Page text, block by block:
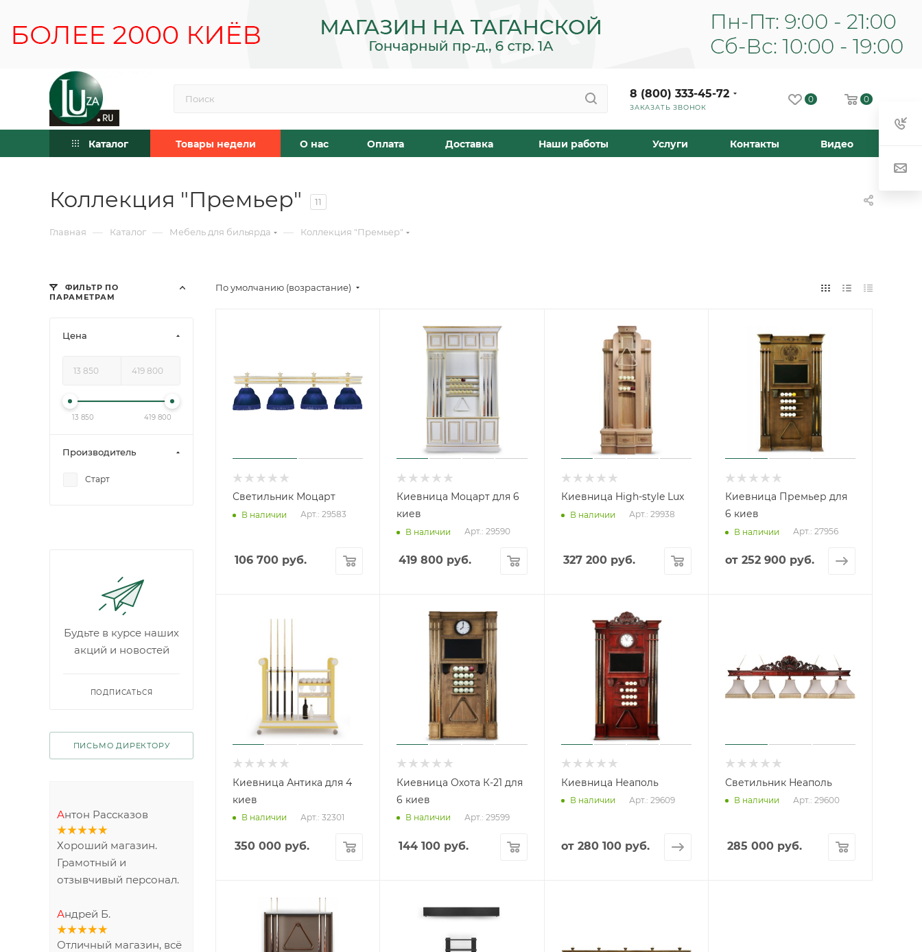
8 (800) 333-45-72
ЗАКАЗАТЬ ЗВОНОК
0 0
Каталог Товары недели О нас Оплата Доставка Наши работы Услуги Контакты Видео
Коллекция "Премьер" 11
Главная — Каталог — Мебель для бильярда — Коллекция "Премьер"
По умолчанию (возрастание)
Светильник Моцарт
В наличии Арт.: 29583
106 700 руб.
Киевница Моцарт для 6
киев
В наличии Арт.: 29590
419 800 руб.
Киевница High-style Lux
В наличии Арт.: 29938
327 200руб.
Киевница Премьер для
6 киев
В наличии Арт.: 27956
от 252 900 руб.
Киевница Антика для 4
киев
В наличии Арт.: 32301
350 000 руб.
Киевница Охота К-21 для
6 киев
В наличии Арт.: 29599
144 100 руб.
Киевница Неаполь
В наличии Арт.: 29609
от 280 100 руб.
Светильник Неаполь
В наличии Арт.: 29600
285 000руб.
ФИЛЬТР ПО
ПАРАМЕТРАМ
Цена
13 850 419 800
Производитель
Старт
Будьте в курсе наших
акций и новостей
ПОДПИСАТЬСЯ
ПИСЬМО ДИРЕКТОРУ
Антон Рассказов
Хороший магазин.
Грамотный и
отзывчивый персонал.
Андрей Б.
Отличный магазин, всё